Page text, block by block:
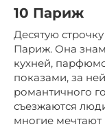
10 Париж
Десятую
Париж. Она
кухней,
показами, за
романтичного
съезжаются
многие мечтают